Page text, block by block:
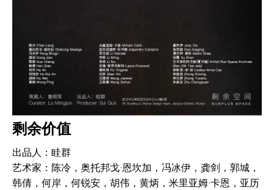
剩余价值
出品人：眭群
艺术家：陈冷，奥托邦戈·恩坎加，冯冰伊，龚剑，郭城，
韩倩，何岸，何锐安，胡伟，黄炳，米里亚姆·卡恩，亚历